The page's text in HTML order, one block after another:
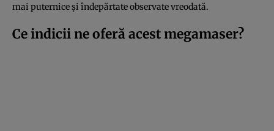
mai puternice și îndepărtate observate vreodată.
Ce indicii ne oferă acest megamaser?